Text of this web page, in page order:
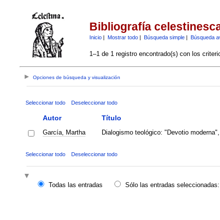
Bibliografía
Inicio| Mostrar todo| Búsqueda simple| Búsqueda
1–1 de 1 registro encontrado(s) con los
Opciones de búsqueda y visualización
Seleccionar todo Deseleccionar todo
Autor Título
García, Martha Dialogismo teológico: "Devotio
Seleccionar todo Deseleccionar todo
Todas las entradas
Sólo las entradas seleccionadas: